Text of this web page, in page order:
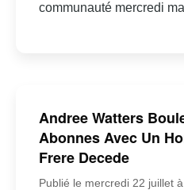
communauté mercredi
Andree Watters
Abonnes Avec Un
Frere Decede
Publié le mercredi 22 juillet